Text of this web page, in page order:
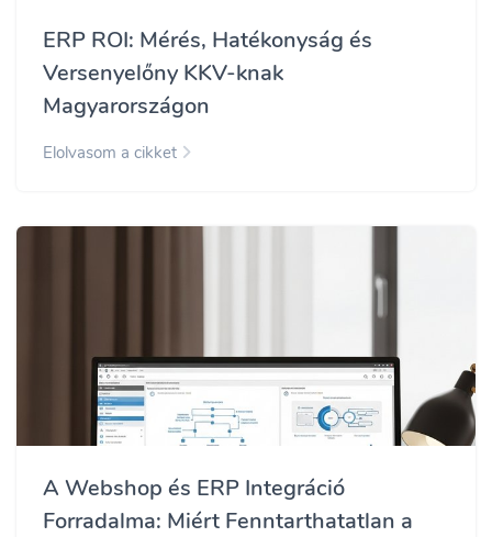
ERP ROI: Mérés, Hatékonyság és
Versenyelőny KKV-knak
Magyarországon
Elolvasom a cikket
A Webshop és ERP Integráció
Forradalma: Miért Fenntarthatatlan a